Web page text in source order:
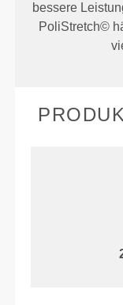
bessere
PoliStretch©